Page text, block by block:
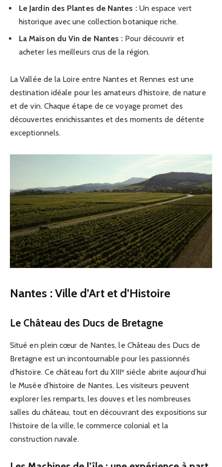
Le Jardin des Plantes de Nantes : Un espace vert
historique avec une collection botanique riche.
La Maison du Vin de Nantes : Pour découvrir et
acheter les meilleurs crus de la région.
La Vallée de la Loire entre Nantes et Rennes est une
destination idéale pour les amateurs d’histoire, de nature
et de vin. Chaque étape de ce voyage promet des
découvertes enrichissantes et des moments de détente
exceptionnels.
Nantes : Ville d’Art et d’Histoire
Le Château des Ducs de Bretagne
Situé en plein cœur de Nantes, le Château des Ducs de
Bretagne est un incontournable pour les passionnés
d’histoire. Ce château fort du XIIIᵉ siècle abrite aujourd’hui
le Musée d’histoire de Nantes. Les visiteurs peuvent
explorer les remparts, les douves et les nombreuses
salles du château, tout en découvrant des expositions sur
l’histoire de la ville, le commerce colonial et la
construction navale.